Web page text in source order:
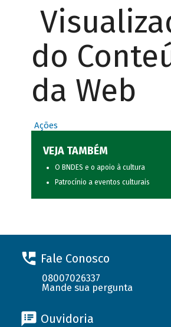
do
da Web
Ações
VEJA TAMBÉM
O BNDES e o apoio à cultura
Patrocínio a eventos culturais
Fale Conosco
08007026337
Mande sua pergunta
Ouvidoria